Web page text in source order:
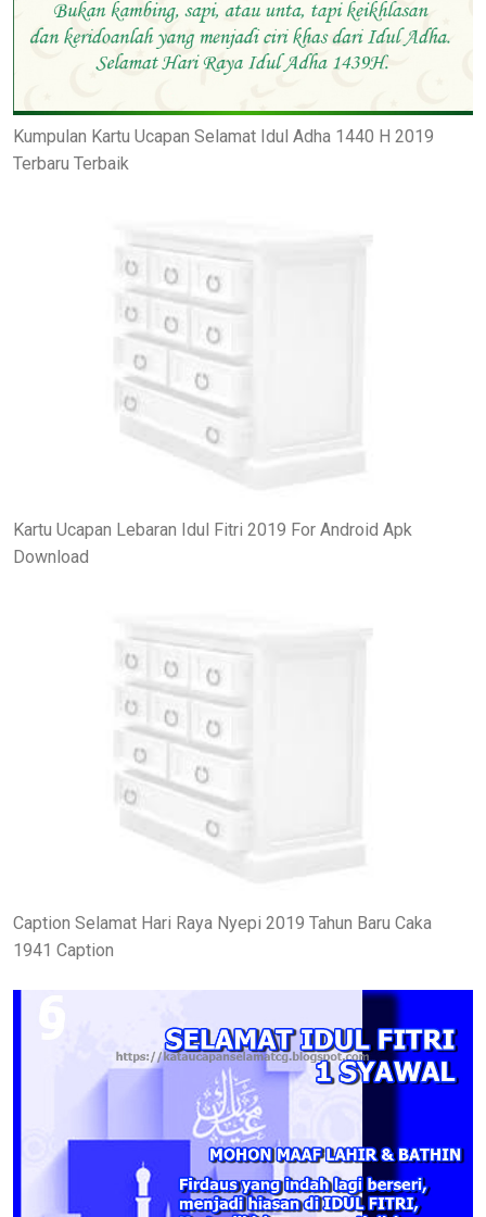
Kumpulan Kartu Ucapan Selamat Idul Adha 1440 H 2019
Terbaru Terbaik
Kartu Ucapan Lebaran Idul Fitri 2019 For Android Apk
Download
Caption Selamat Hari Raya Nyepi 2019 Tahun Baru Caka
1941 Caption